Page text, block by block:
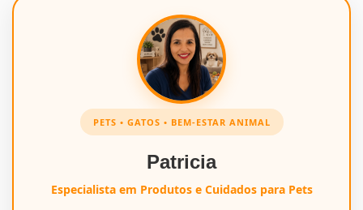
PETS • GATOS • BEM-ESTAR ANIMAL
Patricia
Especialista em Produtos e Cuidados para Pets